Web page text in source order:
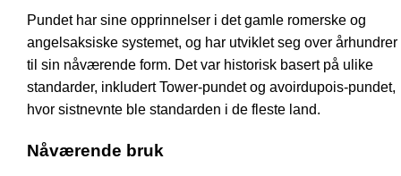
Pundet har sine opprinnelser i det gamle romerske og
angelsaksiske systemet, og har utviklet seg over århundrer
til sin nåværende form. Det var historisk basert på ulike
standarder, inkludert Tower-pundet og avoirdupois-pundet,
hvor sistnevnte ble standarden i de fleste land.
Nåværende bruk